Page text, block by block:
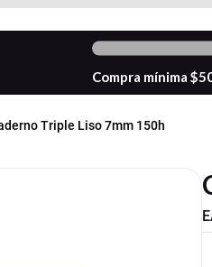
Compra mínima $
Triple Liso 7mm 150h